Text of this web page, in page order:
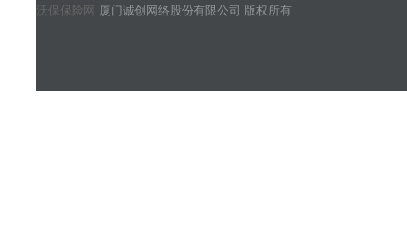
沃保保险网 厦门诚创网络股份有限公司 版权所有